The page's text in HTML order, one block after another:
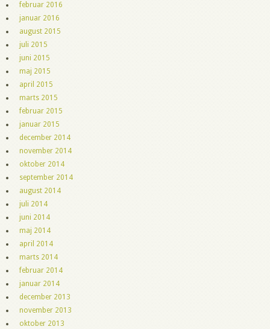
februar 2016
januar 2016
august 2015
juli 2015
juni 2015
maj 2015
april 2015
marts 2015
februar 2015
januar 2015
december 2014
november 2014
oktober 2014
september 2014
august 2014
juli 2014
juni 2014
maj 2014
april 2014
marts 2014
februar 2014
januar 2014
december 2013
november 2013
oktober 2013